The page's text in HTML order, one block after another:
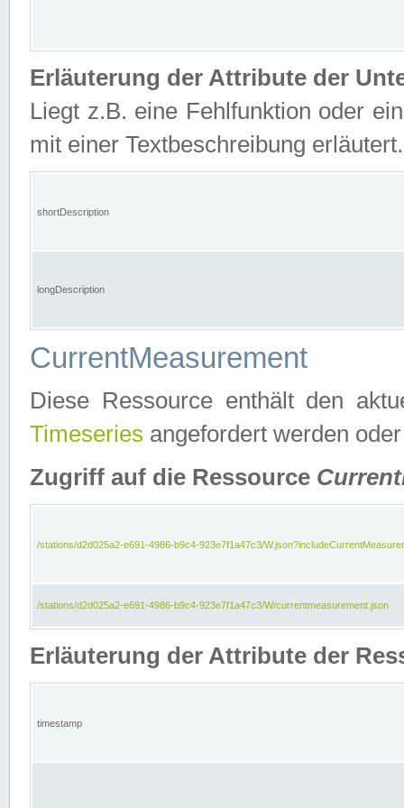
Erläuterung der Attribute der
Liegt z.B. eine Fehlfunktion oder
mit einer Textbeschreibung erläutert.
shortDescription
longDescription
CurrentMeasurement
Diese Ressource enthält den
Timeseries angefordert werden
Zugriff auf die Ressource
/stations/d2d025a2-e691-4986-b9c4-923e7f1a47c3/
/stations/d2d025a2-e691-4986-b9c4-923e7f1a47c3/W/currentmeasurement.json
Erläuterung der Attribute der
timestamp